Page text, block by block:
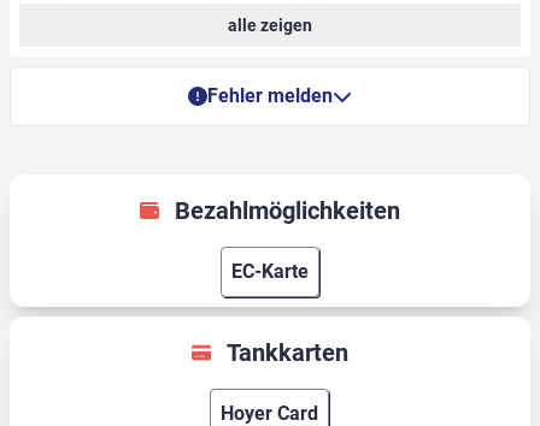
alle zeigen
Fehler melden
Bezahlmöglichkeiten
EC-Karte
Tankkarten
Hoyer Card